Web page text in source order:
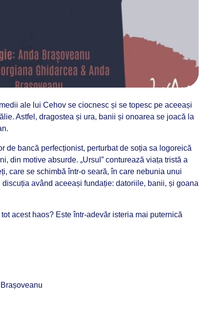
ale lui Cehov se ciocnesc și se topesc pe aceeași
Astfel, dragostea și ura, banii și onoarea se joacă la
de bancă perfecționist, perturbat de soția sa logoreică
din motive absurde. „Ursul ” conturează viața tristă a
care se schimbă într-o seară, în care nebunia unui
având aceeași fundație: datoriile, banii, și goana
acest haos? Este într-adevăr isteria mai puternică